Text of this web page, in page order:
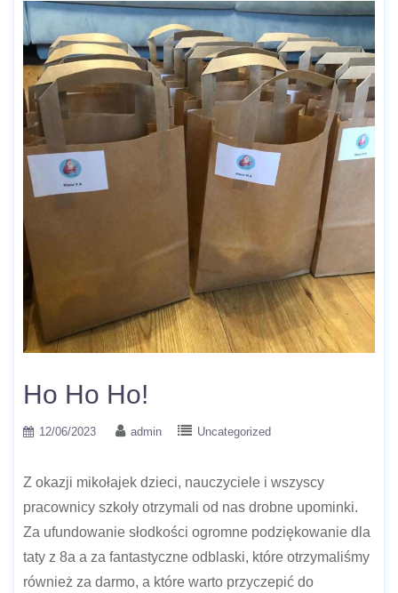
Ho Ho Ho!
12/06/2023 admin Uncategorized
Z okazji mikołajek dzieci, nauczyciele i wszyscy
pracownicy szkoły otrzymali od nas drobne upominki.
Za ufundowanie słodkości ogromne podziękowanie dla
taty z 8a a za fantastyczne odblaski, które otrzymaliśmy
również za darmo, a które warto przyczepić do